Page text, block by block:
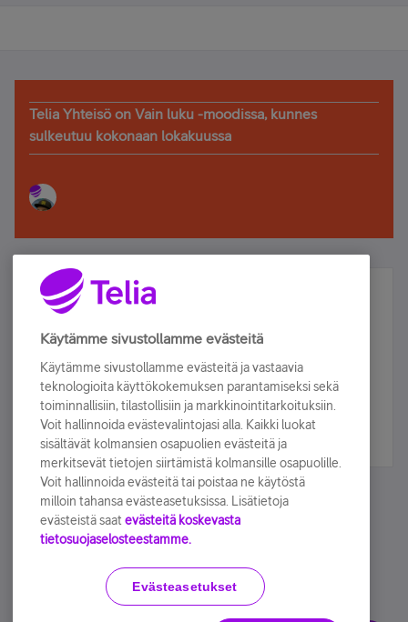
Telia Yhteisö on Vain luku -moodissa, kunnes
sulkeutuu kokonaan lokakuussa
Älä jää paitsi – osallistu ja voita!
Tilaa Telian uutiskirje ja olet mukana arvonnassa.
sähköpostiisi.
Tilaa nyt
Käyttöehdot Accessibility statement
Käytämme sivustollamme evästeitä
Käytämme sivustollamme evästeitä ja vastaavia
teknologioita käyttökokemuksen parantamiseksi sekä
toiminnallisiin, tilastollisiin ja markkinointitarkoituksiin.
Voit hallinnoida evästevalintojasi alla. Kaikki luokat
sisältävät kolmansien osapuolien evästeitä ja
merkitsevät tietojen siirtämistä kolmansille osapuolille.
Voit hallinnoida evästeitä tai poistaa ne käytöstä
milloin tahansa evästeasetuksissa. Lisätietoja
evästeistä saat evästeitä koskevasta
tietosuojaselosteestamme.
Evästeasetukset